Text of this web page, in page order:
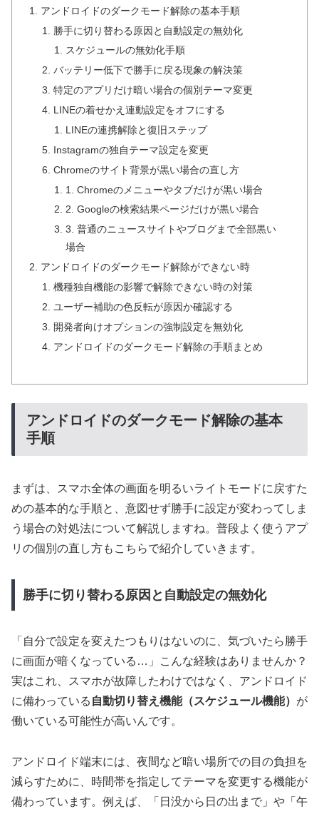
アンドロイドのダークモード解除の基本手順
勝手に切り替わる原因と自動設定の無効化
スケジュールの無効化手順
バッテリー低下で勝手に戻る現象の解決策
特定のアプリだけ暗い場合の個別テーマ変更
LINEの着せかえ連動設定をオフにする
LINEの連携解除と復旧ステップ
Instagramの独自テーマ設定を変更
Chromeのサイト背景が黒い場合の直し方
1. Chromeのメニューやタブだけが黒い場合
2. Googleの検索結果ページだけが黒い場合
3. 普通のニュースサイトやブログまで全部黒い
場合
アンドロイドのダークモード解除ができない時
機種独自機能の影響で解除できない時の対策
ユーザー補助の色反転が原因か確認する
開発者向けオプションの強制設定を無効化
アンドロイドのダークモード解除の手順まとめ
アンドロイドのダークモード解除の基本
手順
まずは、スマホ全体の画面を明るいライトモードに戻すた
めの基本的な手順と、意図せず勝手に設定が変わってしま
う場合の対処法について解説しますね。普段よく使うアプ
リの個別の直し方もこちらで紹介していきます。
勝手に切り替わる原因と自動設定の無効化
「自分で設定を変えたつもりはないのに、気づいたら勝手
に画面が暗くなっている…」こんな経験はありませんか？
実はこれ、スマホが故障したわけではなく、アンドロイド
に備わっている 自動切り替え機能（スケジュール機能） が
働いている可能性が高いんです。
アンドロイド端末には、夜間など暗い場所での目の負担を
減らすために、時間帯を指定してテーマを変更する機能が
備わっています。例えば、「日没から日の出まで」や「午